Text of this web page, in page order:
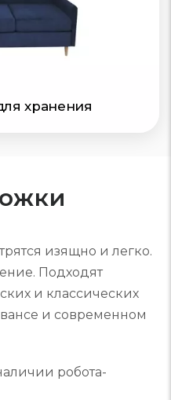
хранения
изящно и легко.
Подходят
и классических
и современном
робота-